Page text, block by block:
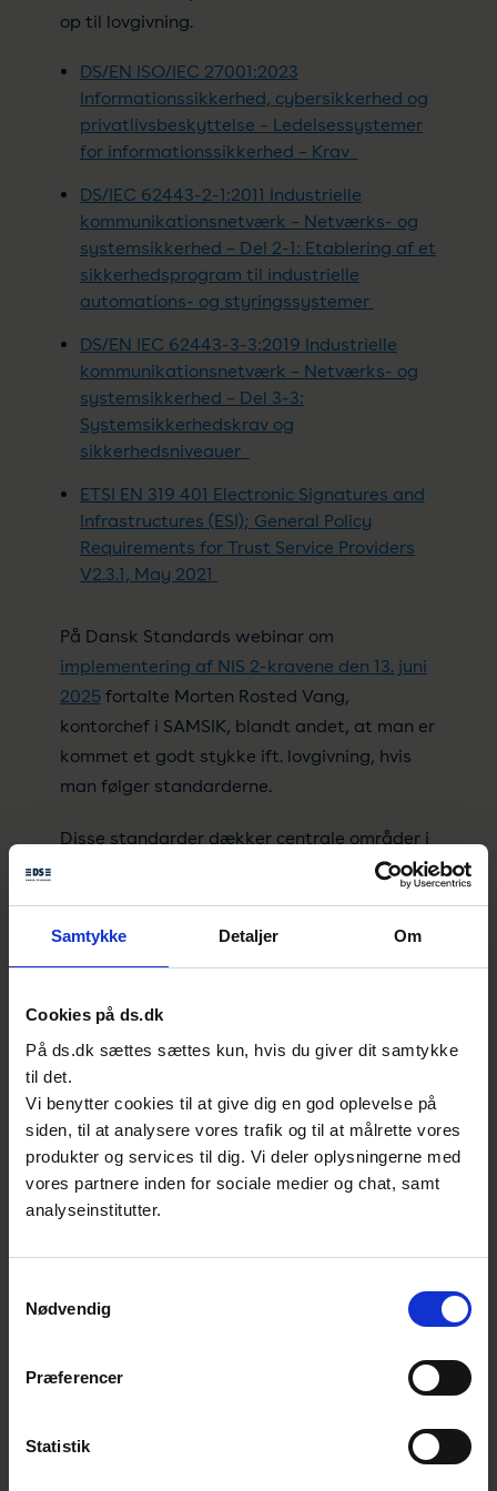
Samtykke Detaljer Om
Cookies på ds.dk
På ds.dk sættes sættes kun, hvis du giver dit samtykke
til det.
Vi benytter cookies til at give dig en god oplevelse på
siden, til at analysere vores trafik og til at målrette vores
produkter og services til dig. Vi deler oplysningerne med
vores partnere inden for sociale medier og chat, samt
analyseinstitutter.
Nødvendig
Præferencer
Statistik
op til lovgivning.
DS/EN ISO/IEC 27001:2023
Informationssikkerhed, cybersikkerhed og
privatlivsbeskyttelse – Ledelsessystemer
for informationssikkerhed – Krav
DS/IEC 62443-2-1:2011 Industrielle
kommunikationsnetværk – Netværks- og
systemsikkerhed – Del 2-1: Etablering af et
sikkerhedsprogram til industrielle
automations- og styringssystemer
DS/EN IEC 62443-3-3:2019 Industrielle
kommunikationsnetværk – Netværks- og
systemsikkerhed – Del 3-3:
Systemsikkerhedskrav og
sikkerhedsniveauer
ETSI EN 319 401 Electronic Signatures and
Infrastructures (ESI); General Policy
Requirements for Trust Service Providers
V2.3.1, May 2021
På Dansk Standards webinar om
implementering af NIS 2-kravene den 13. juni
2025fortalte Morten Rosted Vang,
kontorchef i SAMSIK, blandt andet, at man er
kommet et godt stykke ift. lovgivning, hvis
man følger standarderne.
Disse standarder dækker centrale områder i
cyberhygiejne.
foranstaltninger har vi taget udgangspunkt i
ENISA’s mapping, som referer til relevante
internationale standarder virksomheder og
organisationer kan bruge i deres arbejde
med cyber- og informationssikkerhed for at
leve op til NIS 2-kravene. Det har vi bl.a. gjort
på baggrund af vores interesseinddragelsen
og et ønske fra Europa-Kommissionen om at
vurdering af deres systemers kritiske